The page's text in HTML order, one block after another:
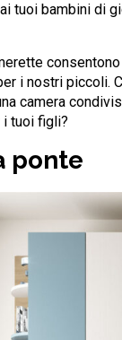
tuoi bambini di
i nostri
camera
i tuoi figli?
ponte